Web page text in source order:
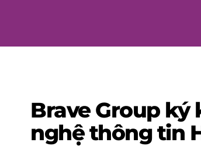
Brave Group
nghệ thông tin